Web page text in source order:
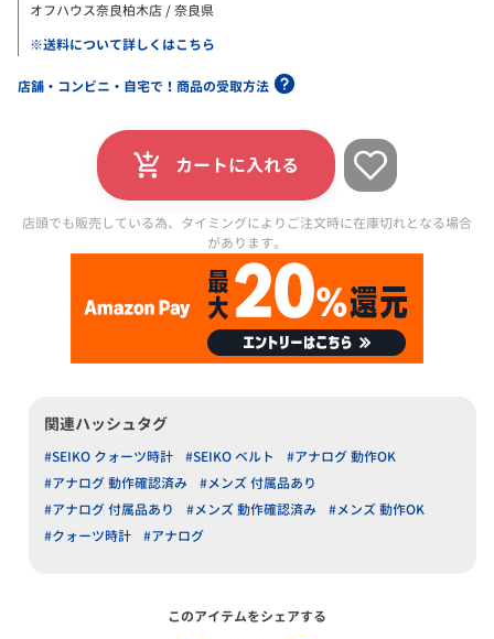
オフハウス奈良柏木店 / 奈良県
※送料について詳しくはこちら
店舗・コンビニ・自宅で！商品の受取方法
カートに入れる
店頭でも販売している為、タイミングによりご注文時に在庫切れとなる場合
があります。
関連ハッシュタグ
#SEIKO クォーツ時計 #SEIKO ベルト
#アナログ 動作OK
#アナログ 動作確認済み
#メンズ 付属品あり
#アナログ 付属品あり
#メンズ 動作確認済み
#メンズ 動作OK
#クォーツ時計
#アナログ
このアイテムをシェアする